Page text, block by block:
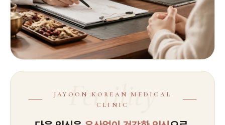
Fertility
JAYOON KOREAN MEDICAL
CLINIC